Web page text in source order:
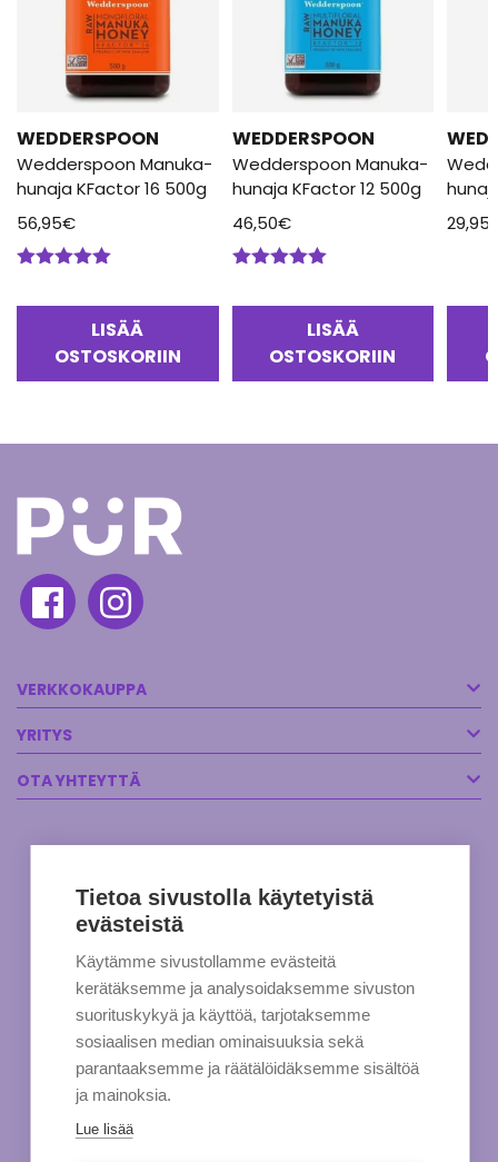
WEDDERSPOON
Wedderspoon Manuka-
hunaja KFactor 16 500g
56,95€
LISÄÄ
OSTOSKORIIN
WEDDERSPOON
Wedderspoon Manuka-
hunaja KFactor 12 500g
46,50€
LISÄÄ
OSTOSKORIIN
29,95
VERKKOKAUPPA
YRITYS
OTA YHTEYTTÄ
Tietoa sivustolla käytetyistä
evästeistä
Käytämme sivustollamme evästeitä
kerätäksemme ja analysoidaksemme sivuston
suorituskykyä ja käyttöä, tarjotaksemme
sosiaalisen median ominaisuuksia sekä
parantaaksemme ja räätälöidäksemme sisältöä
ja mainoksia.
Lue lisää